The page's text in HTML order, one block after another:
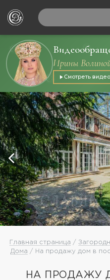
Ирины
Смотреть видео
Главная страница /
Дома / На продажу дом в
НА ПРОДАЖУ